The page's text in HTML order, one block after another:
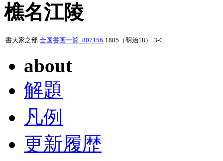
樵名江陵
書大家之部 全国書画一覧_807156 1885（明治18） 3-C
about
解題
凡例
更新履歴